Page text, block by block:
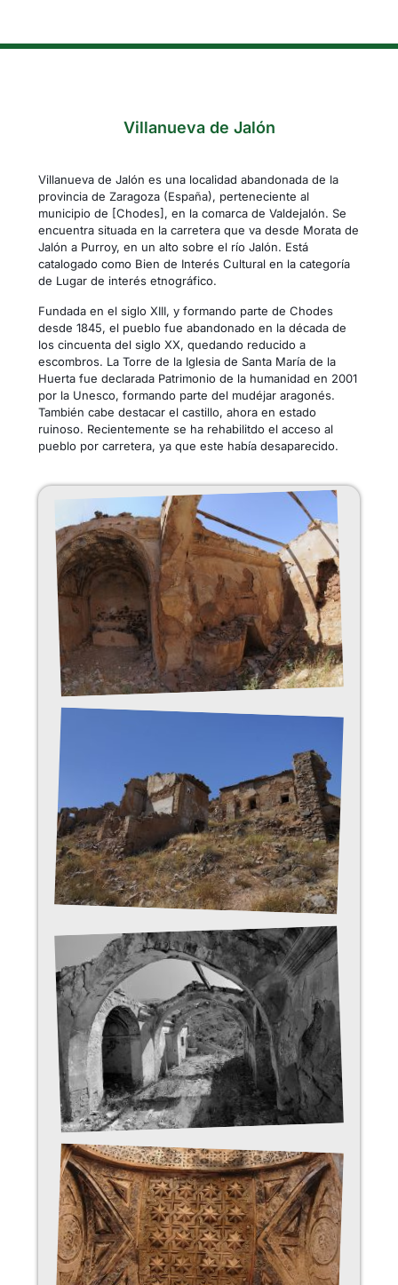
Villanueva de Jalón
Villanueva de Jalón es una localidad abandonada de la
provincia de Zaragoza (España), perteneciente al
municipio de [Chodes], en la comarca de Valdejalón. Se
encuentra situada en la carretera que va desde Morata de
Jalón a Purroy, en un alto sobre el río Jalón. Está
catalogado como Bien de Interés Cultural en la categoría
de Lugar de interés etnográfico.
Fundada en el siglo XIII, y formando parte de Chodes
desde 1845, el pueblo fue abandonado en la década de
los cincuenta del siglo XX, quedando reducido a
escombros. La Torre de la Iglesia de Santa María de la
Huerta fue declarada Patrimonio de la humanidad en 2001
por la Unesco, formando parte del mudéjar aragonés.
También cabe destacar el castillo, ahora en estado
ruinoso. Recientemente se ha rehabilitdo el acceso al
pueblo por carretera, ya que este había desaparecido.